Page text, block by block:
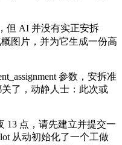
但 AI 并没有实正安拆
图片，并为它生成一份高
参数，安拆准
了，动静人士：此次或
13 点，请先建立并提交一
从动初始化了一个工做